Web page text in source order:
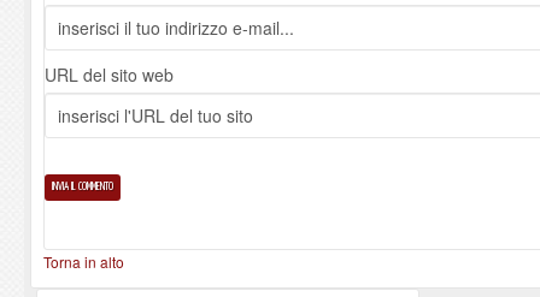
URL del sito web
Torna in alto